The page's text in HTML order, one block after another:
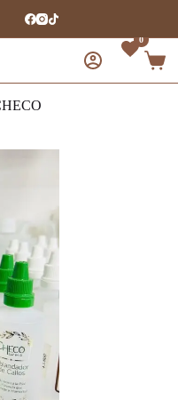
0
Carro
de